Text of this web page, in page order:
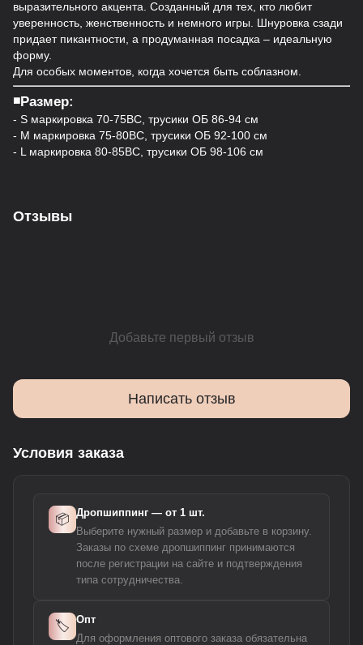
выразительного акцента. Созданный для тех, кто любит
уверенность, женственность и немного игры. Шнуровка сзади
придает пикантности, а продуманная посадка – идеальную
форму.
Для особых моментов, когда хочется быть соблазном.
◾️Размер:
- S маркировка 70-75ВС, трусики ОБ 86-94 см
- M маркировка 75-80ВС, трусики ОБ 92-100 см
- L маркировка 80-85BC, трусики ОБ 98-106 см
Отзывы
Добавьте первый отзыв
Написать отзыв
Условия заказа
📦 Дропшиппинг — от 1 шт.
Выберите нужный размер и добавьте в корзину.
Заказы по схеме дропшиппинг принимаются
после регистрации на сайте и подтверждения
типа сотрудничества.
🏷️ Опт
Для оформления оптового заказа обязательна